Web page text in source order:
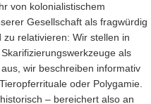
von kolonialistischem
Gesellschaft als fragwürdig
relativieren: Wir stellen in
als
wir beschreiben informativ
oder Polygamie.
– bereichert also an